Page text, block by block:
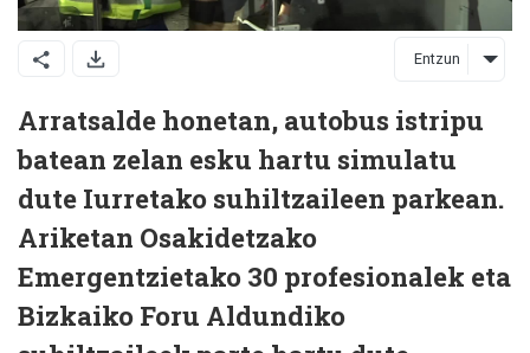
Entzun
Arratsalde honetan, autobus istripu
batean zelan esku hartu simulatu
dute Iurretako suhiltzaileen parkean.
Ariketan Osakidetzako
Emergentzietako 30 profesionalek eta
Bizkaiko Foru Aldundiko